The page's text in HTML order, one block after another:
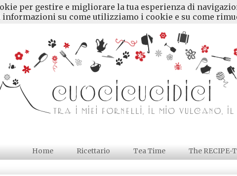
Home Ricettario Tea Time The RECIPE-
per gestire e migliorare la tua esperienza di
su come utilizziamo i cookie e su come